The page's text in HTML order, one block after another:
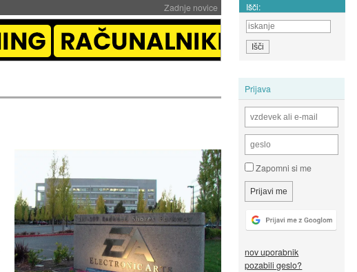
Zadnje novice Išči:
Prijava
Zapomni si me
nov uporabnik
pozabili geslo?